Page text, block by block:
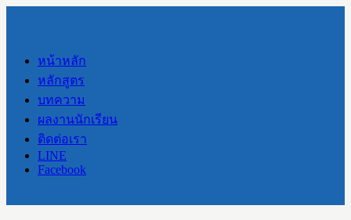
หน้าหลัก
หลักสูตร
บทความ
ผลงานนักเรียน
ติดต่อเรา
LINE
Facebook